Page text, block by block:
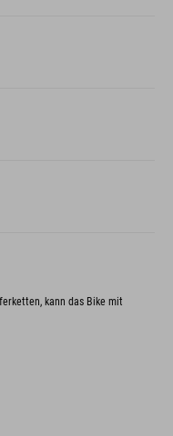
kann das Bike mit